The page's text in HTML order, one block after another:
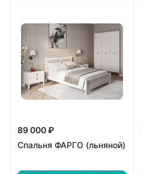
89 000 ₽
Спальня ФАРГО (льняной)